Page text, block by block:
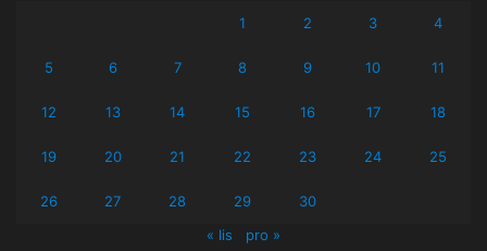
1 2 3 4
5 6 7 8 9 10 11
12 13 14 15 16 17 18
19 20 21 22 23 24 25
26 27 28 29
30
« lis
pro »